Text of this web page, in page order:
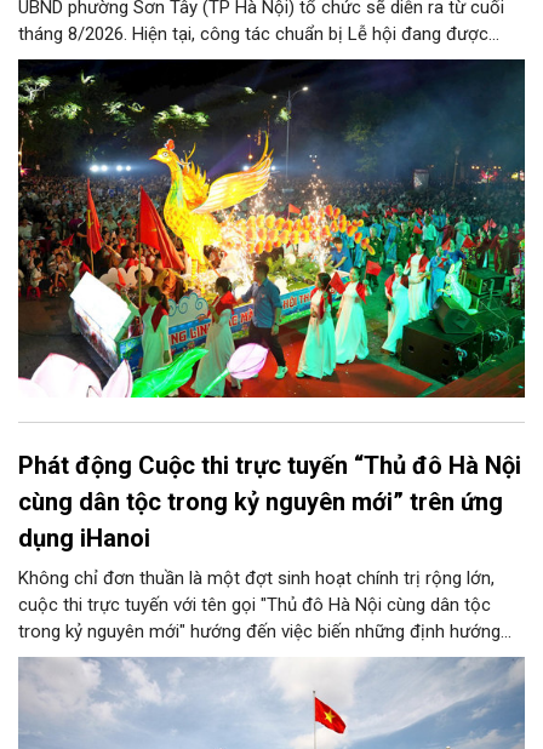
UBND phường Sơn Tây (TP Hà Nội) tổ chức sẽ diễn ra từ cuối
tháng 8/2026. Hiện tại, công tác chuẩn bị Lễ hội đang được
chính quyền phường Sơn Tây cùng các phòng, ban, ngành, đơn
vị và 25 tổ dân phố khẩn trương triển khai, tạo khí thế sôi nổi,
sẵn sàng mang đến cho Nhân dân và du khách một mùa Trung
thu quy mô, đặc sắc và giàu bản sắc văn hóa xứ Đoài.
Phát động Cuộc thi trực tuyến “Thủ đô Hà Nội
cùng dân tộc trong kỷ nguyên mới” trên ứng
dụng iHanoi
Không chỉ đơn thuần là một đợt sinh hoạt chính trị rộng lớn,
cuộc thi trực tuyến với tên gọi "Thủ đô Hà Nội cùng dân tộc
trong kỷ nguyên mới" hướng đến việc biến những định hướng
chiến lược trong Nghị quyết số 02-NQ/TW của Bộ Chính trị
thành niềm tin, thành nhận thức chung của mỗi người dân.